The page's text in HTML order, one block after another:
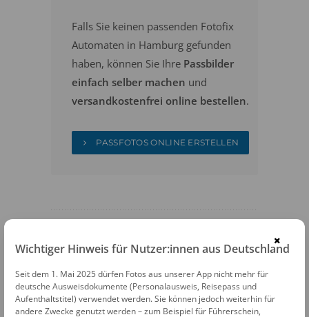
Falls Sie keinen passenden Fotofix
Automaten in Hamburg gefunden
haben, können Sie Ihre Passbilder
einfach selber machen und
versandkostenfrei online bestellen.
PASSFOTOS ONLINE ERSTELLEN
Fotofix Automat Hamburg U-Bhf Berliner
Tor
×
Wichtiger Hinweis für Nutzer:innen aus Deutschland
Seit dem 1. Mai 2025 dürfen Fotos aus unserer App nicht mehr für
deutsche Ausweisdokumente (Personalausweis, Reisepass und
Aufenthaltstitel) verwendet werden. Sie können jedoch weiterhin für
andere Zwecke genutzt werden – zum Beispiel für Führerschein,